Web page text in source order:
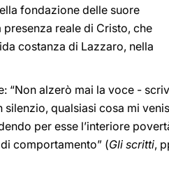
fondazione delle suore
reale di Cristo, che
costanza di Lazzaro, nella
“Non alzerò mai la voce -
qualsiasi cosa mi
per esse l’interiore
comportamento” (Gli scritti,